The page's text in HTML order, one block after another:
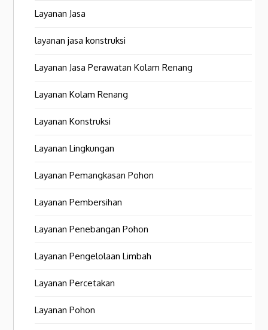
Layanan Jasa
layanan jasa konstruksi
Layanan Jasa Perawatan Kolam Renang
Layanan Kolam Renang
Layanan Konstruksi
Layanan Lingkungan
Layanan Pemangkasan Pohon
Layanan Pembersihan
Layanan Penebangan Pohon
Layanan Pengelolaan Limbah
Layanan Percetakan
Layanan Pohon